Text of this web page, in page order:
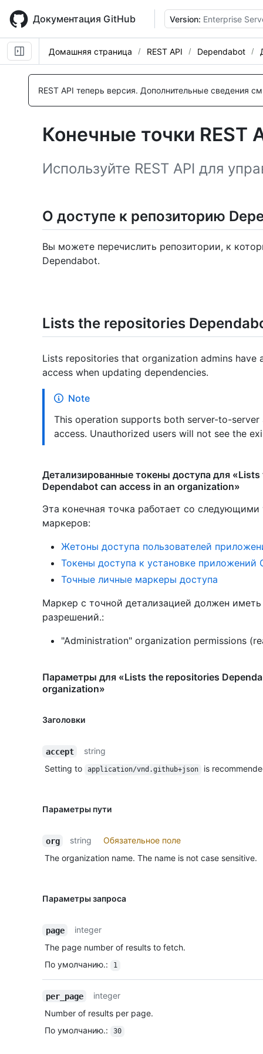
main
content
Документация GitHub Version: Enterprise
Домашняя страница REST API Dependabot
REST API теперь версия. Дополнительные сведения
Конечные точки REST
Используйте REST API для
О доступе к репозиторию
Вы можете перечислить репозитории, к
Dependabot.
Lists the repositories
Lists repositories that organization admins have
access when updating dependencies.
Note
This operation supports both server-to-server
access. Unauthorized users will not see the
Детализированные токены доступа для
Dependabot can access in an organization»
Эта конечная точка работает со
маркеров:
Жетоны доступа пользователей
Токены доступа к установке приложений
Точные личные маркеры доступа
Маркер с точной детализацией должен
разрешений.:
"Administration" organization permissions
Параметры для «Lists the repositories
organization»
Заголовки
Имя., Тип,
Description
accept
string
Setting to
application/vnd.github+json is
Параметры пути
Имя., Тип,
Description
org string
Обязательное поле
The organization name. The name is not case sensitive.
Параметры запроса
Имя., Тип,
Description
page
integer
The page number of results to fetch.
По умолчанию.: 1
per_page
integer
Number of results per page.
По умолчанию.: 30
Имя., Тип,
Description
Имя., Тип,
Description
Имя., Тип,
Description
Имя., Тип,
Description
Имя., Тип,
Description
Имя., Тип,
Description